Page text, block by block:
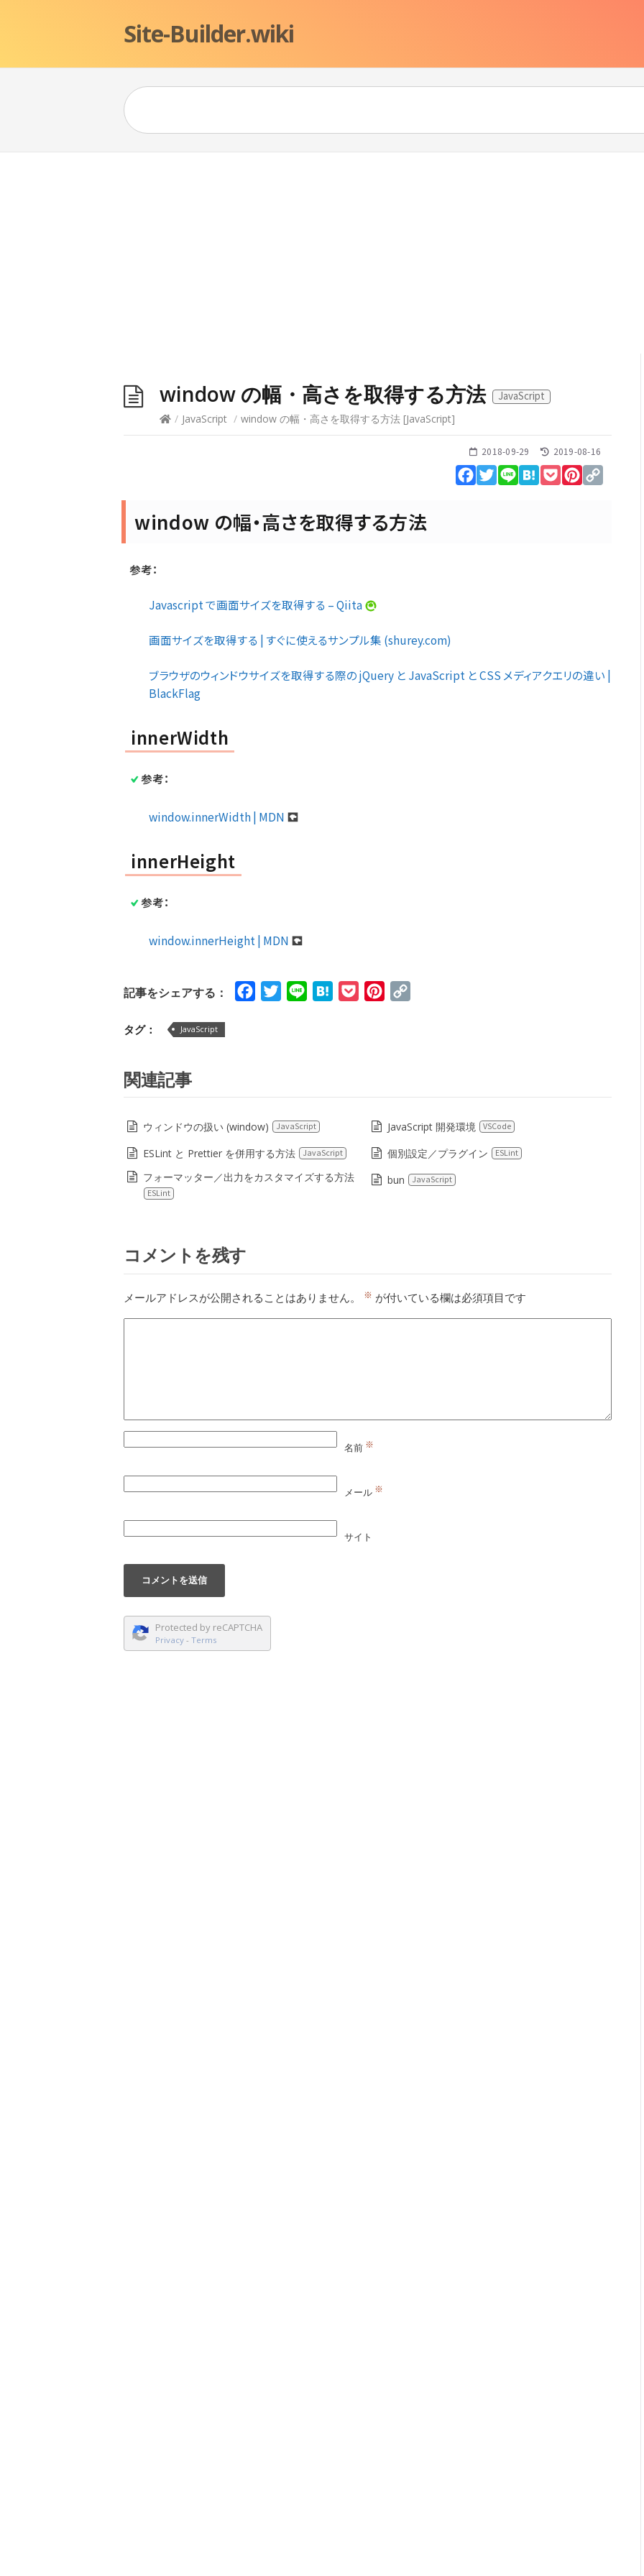
Site-Builder.wiki
window の幅・高さを取得する方法
JavaScript
/ JavaScript / window の幅・高さを取得する方法 [JavaScript]
2018-09-29 2019-08-16
Facebook
Twitter
Line HatenaPocketPinterest
window の幅・高さを取得する方法
参考：
Javascript で画面サイズを取得する – Qiita
画面サイズを取得する | すぐに使えるサンプル集 (shurey.com)
ブラウザのウィンドウサイズを取得する際の jQuery と JavaScript と CSS メディアクエリの違い |
BlackFlag
innerWidth
参考：
window.innerWidth | MDN
innerHeight
参考：
window.innerHeight | MDN
記事をシェアする： FacebookTwitterLine HatenaPocketPinterest
タグ： JavaScript
関連記事
ウィンドウの扱い (window) JavaScript JavaScript 開発環境 VSCode
ESLint と Prettier を併用する方法 JavaScript 個別設定／プラグイン ESLint
フォーマッター／出力をカスタマイズする方法
ESLint
bun JavaScript
コメントを残す
メールアドレスが公開されることはありません。 ※ が付いている欄は必須項目です
名前 ※
メール ※
サイト
Protected by reCAPTCHA
Privacy - Terms